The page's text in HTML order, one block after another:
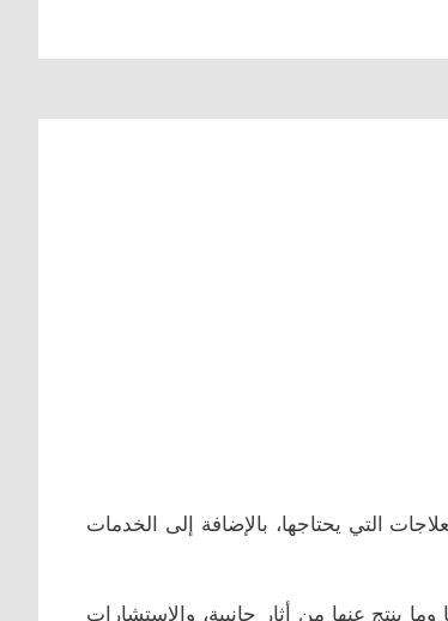
التي يحتاجها، بالإضافة إلى الخدمات
ينتج عنها من أثار جانبية، والاستشارات